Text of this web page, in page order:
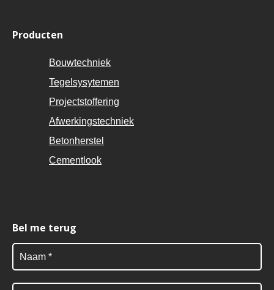
Producten
Bouwtechniek
Tegelsysytemen
Projectstoffering
Afwerkingstechniek
Betonherstel
Cementlook
Bel me terug